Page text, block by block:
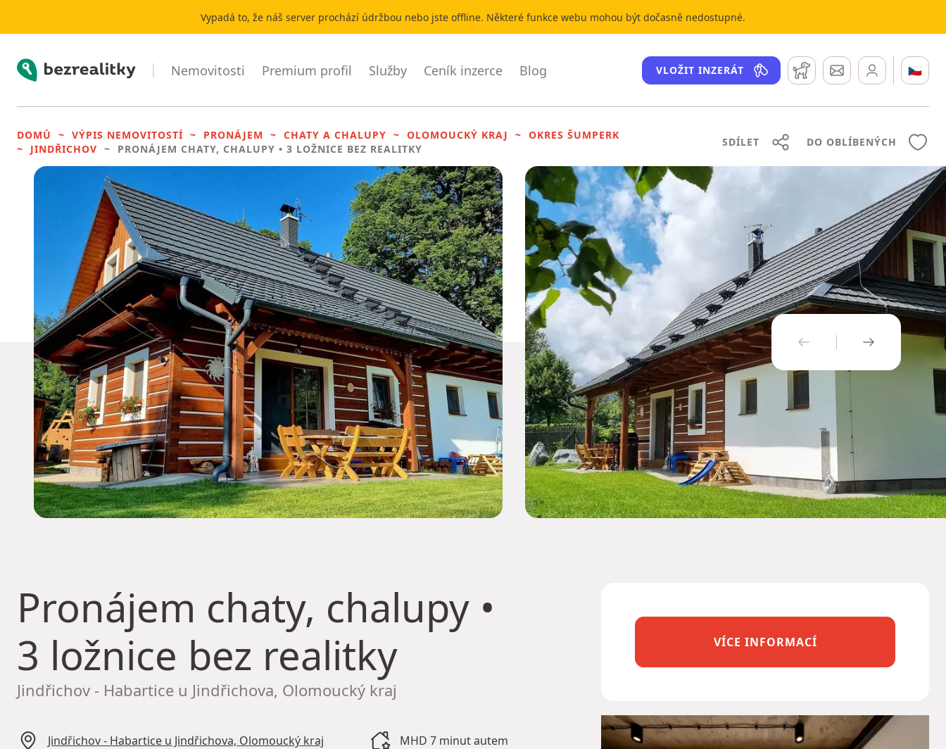
Vypadá to, že náš server prochází údržbou nebo jste offline. Některé funkce webu mohou být dočasně nedostupné.
Bezrealitky Nemovitosti Premium profil Služby Ceník inzerce Blog VLOŽIT INZERÁT Hlídací pesZprávy 🇨🇿
DOMŮ VÝPIS NEMOVITOSTÍ PRONÁJEM CHATY A CHALUPY OLOMOUCKÝ KRAJ
OKRES ŠUMPERK
JINDŘICHOV
PRONÁJEM CHATY, CHALUPY • 3 LOŽNICE BEZ REALITKY
SDÍLET DO OBLÍBENÝCH
PŘEDCHOZÍ
Pronájem chaty, chalupy •
3 ložnice bez realitky
Jindřichov - Habartice u Jindřichova, Olomoucký kraj
Jindřichov - Habartice u Jindřichova, Olomoucký kraj MHD 7 minut autem
VÍCE INFORMACÍ